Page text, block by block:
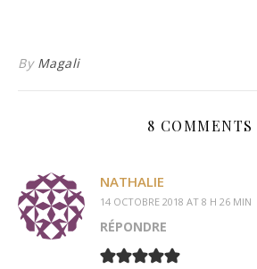
By Magali
8 COMMENTS
NATHALIE
14 OCTOBRE 2018 AT 8 H 26 MIN
RÉPONDRE